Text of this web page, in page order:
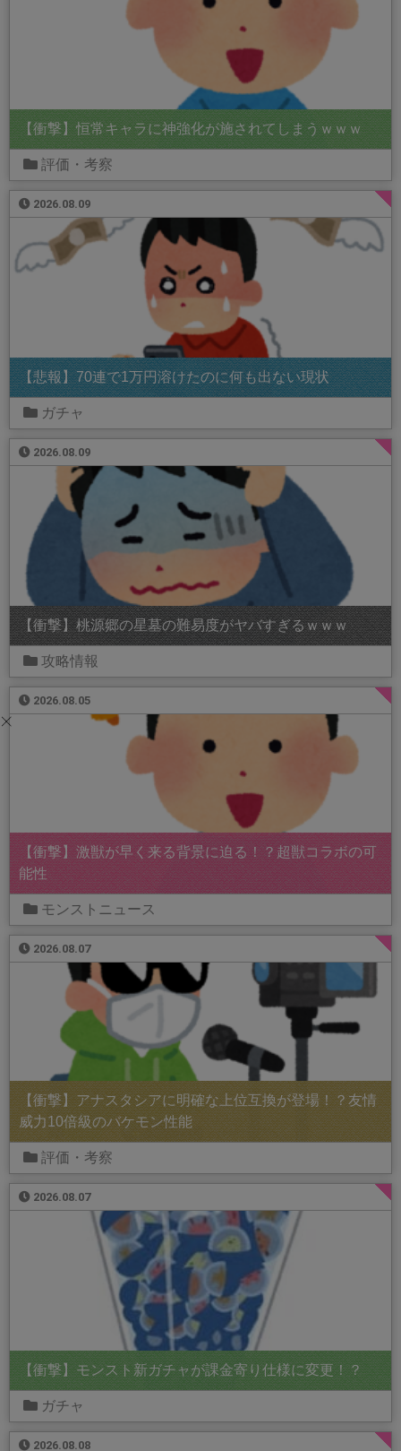
【衝撃】恒常キャラに神強化が施されてしまうｗｗｗ
評価・考察
2026.08.09
【悲報】70連で1万円溶けたのに何も出ない現状
ガチャ
2026.08.09
【衝撃】桃源郷の星墓の難易度がヤバすぎるｗｗｗ
攻略情報
2026.08.05
【衝撃】激獣が早く来る背景に迫る！？超獣コラボの可
能性
モンストニュース
2026.08.07
【衝撃】アナスタシアに明確な上位互換が登場！？友情
威力10倍級のバケモン性能
評価・考察
2026.08.07
【衝撃】モンスト新ガチャが課金寄り仕様に変更！？
ガチャ
2026.08.08